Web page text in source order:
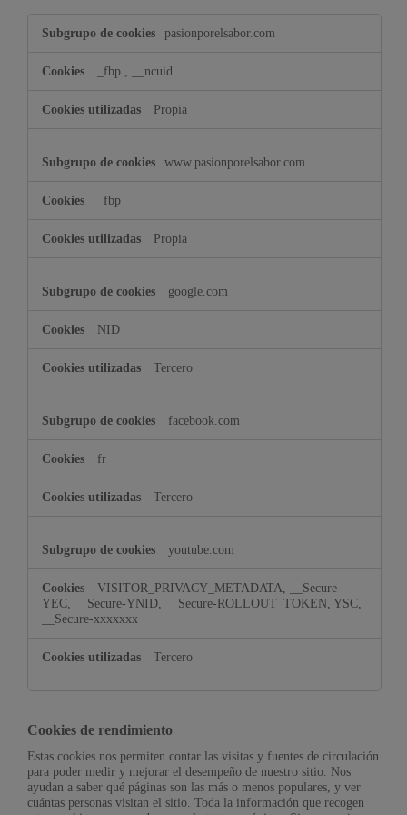
dirigidas
pasionporelsabor.com
_fbp __ncuid
Propia
www.pasionporelsabor.com
_fbp
Propia
google.com
NID
Tercero
facebook.com
fr
Tercero
youtube.com
VISITOR_PRIVACY_METADATA, __Secure-
YEC, __Secure-YNID, __Secure-ROLLOUT_TOKEN, YSC,
__Secure-xxxxxxx
Tercero
Cookies de rendimiento
Estas cookies nos permiten contar las visitas y fuentes de circulación
para poder medir y mejorar el desempeño de nuestro sitio. Nos
ayudan a saber qué páginas son las más o menos populares, y ver
cuántas personas visitan el sitio. Toda la información que recogen